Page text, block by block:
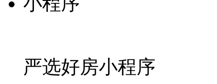
严选好房小程序